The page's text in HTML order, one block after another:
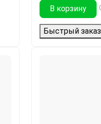
В корзину
Быстрый заказ